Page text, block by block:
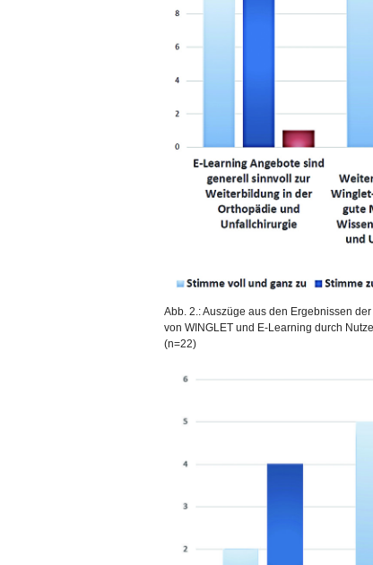
Abb. 2.: Auszüge aus den Ergebnissen
von WINGLET und E-Learning durch
(n=22)